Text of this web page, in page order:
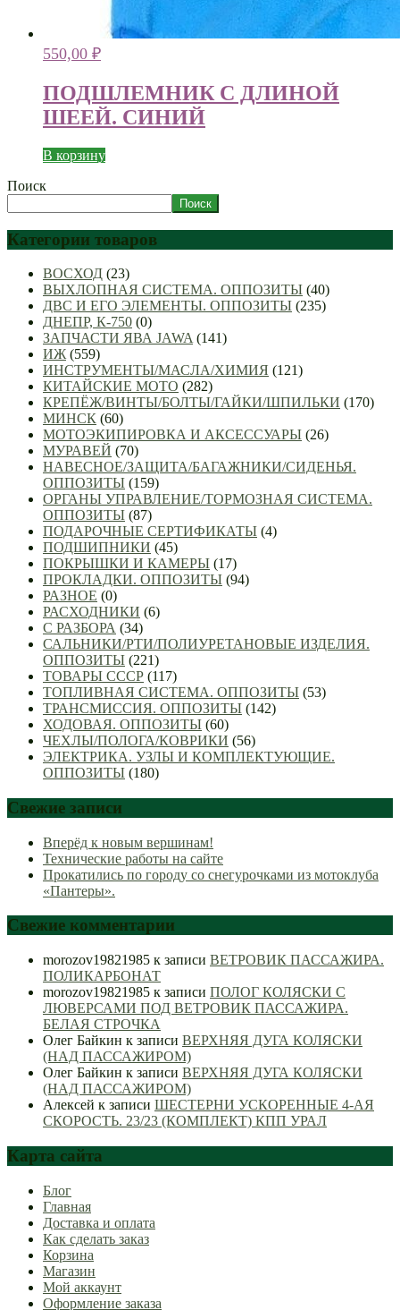
550,00 ₽
ПОДШЛЕМНИК С ДЛИНОЙ
ШЕЕЙ. СИНИЙ
В корзину
Поиск
Поиск
Категории товаров
ВОСХОД (23)
ВЫХЛОПНАЯ СИСТЕМА. ОППОЗИТЫ (40)
ДВС И ЕГО ЭЛЕМЕНТЫ. ОППОЗИТЫ (235)
ДНЕПР, К-750 (0)
ЗАПЧАСТИ ЯВА JAWA (141)
ИЖ (559)
ИНСТРУМЕНТЫ/МАСЛА/ХИМИЯ (121)
КИТАЙСКИЕ МОТО (282)
КРЕПЁЖ/ВИНТЫ/БОЛТЫ/ГАЙКИ/ШПИЛЬКИ (170)
МИНСК (60)
МОТОЭКИПИРОВКА И АКСЕССУАРЫ (26)
МУРАВЕЙ (70)
НАВЕСНОЕ/ЗАЩИТА/БАГАЖНИКИ/СИДЕНЬЯ.
ОППОЗИТЫ (159)
ОРГАНЫ УПРАВЛЕНИЕ/ТОРМОЗНАЯ СИСТЕМА.
ОППОЗИТЫ (87)
ПОДАРОЧНЫЕ СЕРТИФИКАТЫ (4)
ПОДШИПНИКИ (45)
ПОКРЫШКИ И КАМЕРЫ (17)
ПРОКЛАДКИ. ОППОЗИТЫ (94)
РАЗНОЕ (0)
РАСХОДНИКИ (6)
С РАЗБОРА (34)
САЛЬНИКИ/РТИ/ПОЛИУРЕТАНОВЫЕ ИЗДЕЛИЯ.
ОППОЗИТЫ (221)
ТОВАРЫ СССР (117)
ТОПЛИВНАЯ СИСТЕМА. ОППОЗИТЫ (53)
ТРАНСМИССИЯ. ОППОЗИТЫ (142)
ХОДОВАЯ. ОППОЗИТЫ (60)
ЧЕХЛЫ/ПОЛОГА/КОВРИКИ (56)
ЭЛЕКТРИКА. УЗЛЫ И КОМПЛЕКТУЮЩИЕ.
ОППОЗИТЫ (180)
Свежие записи
Вперёд к новым вершинам!
Технические работы на сайте
Прокатились по городу со снегурочками из мотоклуба
«Пантеры».
Свежие комментарии
morozov19821985 к записи ВЕТРОВИК ПАССАЖИРА.
ПОЛИКАРБОНАТ
morozov19821985 к записи ПОЛОГ КОЛЯСКИ С
ЛЮВЕРСАМИ ПОД ВЕТРОВИК ПАССАЖИРА.
БЕЛАЯ СТРОЧКА
Олег Байкин к записи ВЕРХНЯЯ ДУГА КОЛЯСКИ
(НАД ПАССАЖИРОМ)
Олег Байкин к записи ВЕРХНЯЯ ДУГА КОЛЯСКИ
(НАД ПАССАЖИРОМ)
Алексей к записи ШЕСТЕРНИ УСКОРЕННЫЕ 4-АЯ
СКОРОСТЬ. 23/23 (КОМПЛЕКТ) КПП УРАЛ
Карта сайта
Блог
Главная
Доставка и оплата
Как сделать заказ
Корзина
Магазин
Мой аккаунт
Оформление заказа